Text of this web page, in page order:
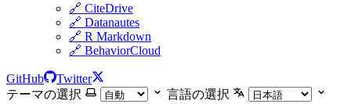
🔗 CiteDrive
🔗 Datanautes
🔗 R Markdown
🔗 BehaviorCloud
GitHub
Twitter
テーマの選択
言語の選択